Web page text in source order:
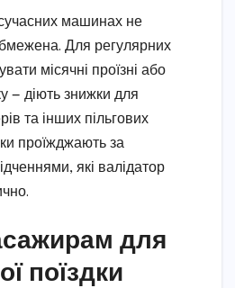
сучасних машинах не
Для регулярних
місячні проїзні або
— діють знижки для
та інших пільгових
проїжджають за
які валідатор
для
поїздки